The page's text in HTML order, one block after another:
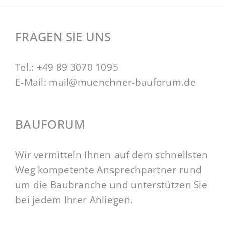
FRAGEN SIE UNS
Tel.: +49 89 3070 1095
E-Mail: mail@muenchner-bauforum.de
BAUFORUM
Wir vermitteln Ihnen auf dem schnellsten
Weg kompetente Ansprechpartner rund
um die Baubranche und unterstützen Sie
bei jedem Ihrer Anliegen.